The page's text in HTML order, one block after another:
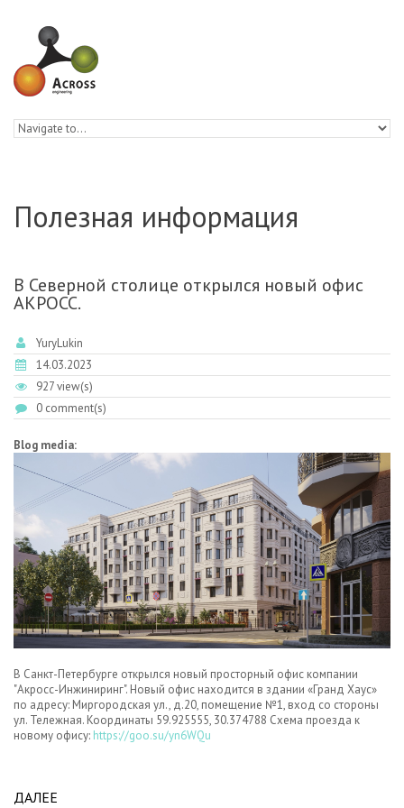
Полезная информация
В Северной столице открылся новый офис
АКРОСС.
YuryLukin
14.03.2023
927 view(s)
0 comment(s)
Blog media:
В Санкт-Петербурге открылся новый просторный офис компании
"Акросс-Инжиниринг". Новый офис находится в здании «Гранд Хаус»
по адресу: Миргородская ул., д.20, помещение №1, вход со стороны
ул. Тележная. Координаты 59.925555, 30.374788 Схема проезда к
новому офису: https://goo.su/yn6WQu
ДАЛЕЕ